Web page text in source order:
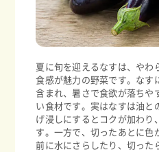
夏に旬を迎えるなすは、やわ
食感が魅力の野菜です。なす
含まれ、暑さで食欲が落ちや
い食材です。実はなすは油と
げ浸しにするとコクが加わり
す。一方で、切ったあとに色
前に水にさらしたり、切った